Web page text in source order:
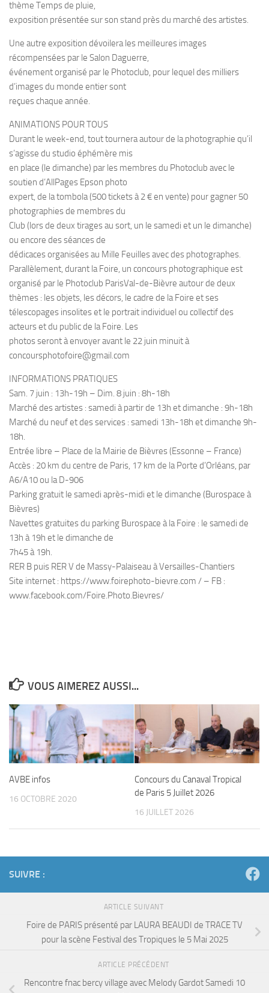
thème Temps de pluie,
exposition présentée sur son stand près du marché des artistes.
Une autre exposition dévoilera les meilleures images
récompensées par le Salon Daguerre,
événement organisé par le Photoclub, pour lequel des milliers
d’images du monde entier sont
reçues chaque année.
ANIMATIONS POUR TOUS
Durant le week-end, tout tournera autour de la photographie qu’il
s’agisse du studio éphémère mis
en place (le dimanche) par les membres du Photoclub avec le
soutien d’AllPages Epson photo
expert, de la tombola (500 tickets à 2 € en vente) pour gagner 50
photographies de membres du
Club (lors de deux tirages au sort, un le samedi et un le dimanche)
ou encore des séances de
dédicaces organisées au Mille Feuilles avec des photographes.
Parallèlement, durant la Foire, un concours photographique est
organisé par le Photoclub ParisVal-de-Bièvre autour de deux
thèmes : les objets, les décors, le cadre de la Foire et ses
télescopages insolites et le portrait individuel ou collectif des
acteurs et du public de la Foire. Les
photos seront à envoyer avant le 22 juin minuit à
concoursphotofoire@gmail.com
INFORMATIONS PRATIQUES
Sam. 7 juin : 13h-19h – Dim. 8 juin : 8h-18h
Marché des artistes : samedi à partir de 13h et dimanche : 9h-18h
Marché du neuf et des services : samedi 13h-18h et dimanche 9h-
18h.
Entrée libre – Place de la Mairie de Bièvres (Essonne – France)
Accès : 20 km du centre de Paris, 17 km de la Porte d’Orléans, par
A6/A10 ou la D-906
Parking gratuit le samedi après-midi et le dimanche (Burospace à
Bièvres)
Navettes gratuites du parking Burospace à la Foire : le samedi de
13h à 19h et le dimanche de
7h45 à 19h.
RER B puis RER V de Massy-Palaiseau à Versailles-Chantiers
Site internet : https://www.foirephoto-bievre.com / – FB :
www.facebook.com/Foire.Photo.Bievres/
VOUS AIMEREZ AUSSI...
AVBE infos
16 OCTOBRE 2020
Concours du Canaval Tropical
de Paris 5 Juillet 2026
16 JUILLET 2026
SUIVRE :
ARTICLE SUIVANT
Foire de PARIS présenté par LAURA BEAUDI de TRACE TV
pour la scène Festival des Tropiques le 5 Mai 2025
ARTICLE PRÉCÉDENT
Rencontre fnac bercy village avec Melody Gardot Samedi 10